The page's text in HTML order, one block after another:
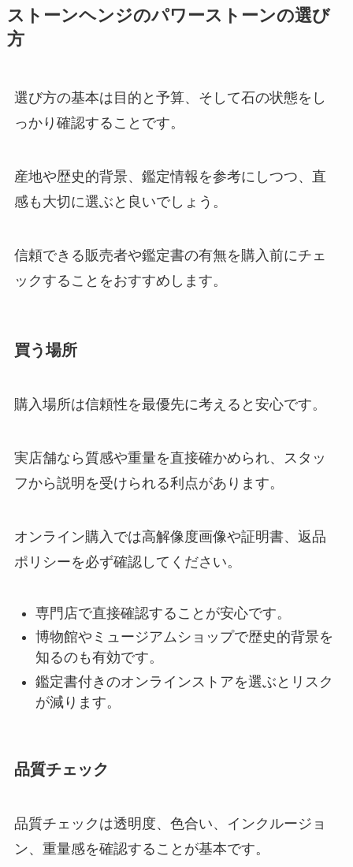
ストーンヘンジのパワーストーンの選び
方
選び方の基本は目的と予算、そして石の状態をし
っかり確認することです。
産地や歴史的背景、鑑定情報を参考にしつつ、直
感も大切に選ぶと良いでしょう。
信頼できる販売者や鑑定書の有無を購入前にチェ
ックすることをおすすめします。
買う場所
購入場所は信頼性を最優先に考えると安心です。
実店舗なら質感や重量を直接確かめられ、スタッ
フから説明を受けられる利点があります。
オンライン購入では高解像度画像や証明書、返品
ポリシーを必ず確認してください。
専門店で直接確認することが安心です。
博物館やミュージアムショップで歴史的背景を
知るのも有効です。
鑑定書付きのオンラインストアを選ぶとリスク
が減ります。
品質チェック
品質チェックは透明度、色合い、インクルージョ
ン、重量感を確認することが基本です。